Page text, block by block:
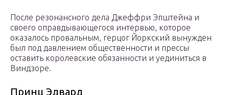
После резонансного дела Джеффри Эпштейна и
своего оправдывающегося интервью, которое
оказалось провальным, герцог Йоркский вынужден
был под давлением общественности и прессы
оставить королевские обязанности и уединиться в
Виндзоре.
Принц Эдвард